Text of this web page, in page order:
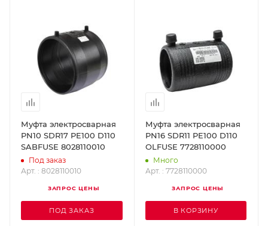
Муфта электросварная
PN10 SDR17 PE100 D110
SABFUSE 8028110010
Под заказ
Арт. : 8028110010
ЗАПРОС ЦЕНЫ
ПОД ЗАКАЗ
Муфта электросварная
PN16 SDR11 PE100 D110
OLFUSE 7728110000
Много
Арт. : 7728110000
ЗАПРОС ЦЕНЫ
В КОРЗИНУ